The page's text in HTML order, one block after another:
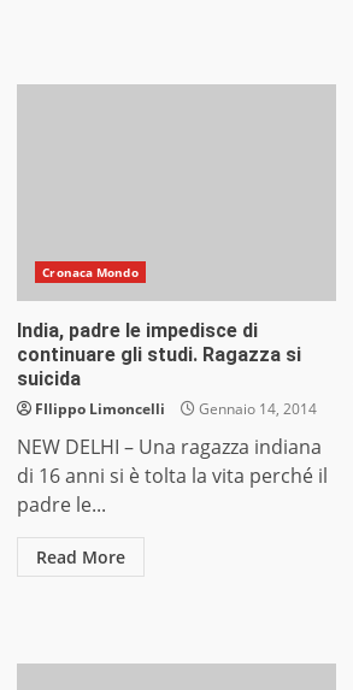
Cronaca Mondo
India, padre le impedisce di
continuare gli studi. Ragazza si
suicida
FIlippo Limoncelli Gennaio 14, 2014
NEW DELHI – Una ragazza indiana
di 16 anni si è tolta la vita perché il
padre le...
Read More